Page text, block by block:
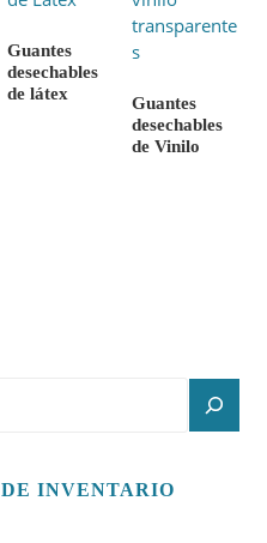
Guantes
desechables
de látex
Guantes
desechables
de Vinilo
INVENTARIO